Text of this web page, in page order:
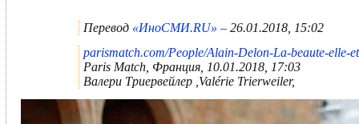
Перевод «ИноСМИ.RU» – 26.01.2018, 15:02
parismatch.com/People/Alain-Delon-La-beaute-elle-
Paris Match, Франция, 10.01.2018, 17:03
Валери Триервейлер ,Valérie Trierweiler,